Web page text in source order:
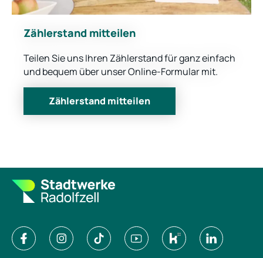
Zählerstand mitteilen
Teilen Sie uns Ihren Zählerstand für ganz einfach
und bequem über unser Online-Formular mit.
Zählerstand mitteilen